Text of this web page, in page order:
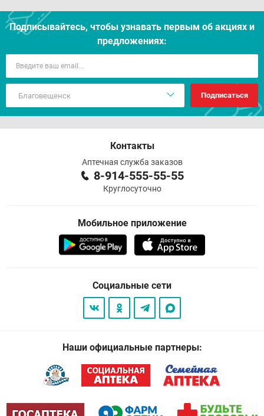
Подписывайтесь, чтобы узнавать первым об акцияx и
предложениях:
Подписаться
Контакты
Аптечная служба заказов
8-914-555-55-55
Круглосуточно
Мобильное приложение
Социальные сети
Наши официальные партнеры: